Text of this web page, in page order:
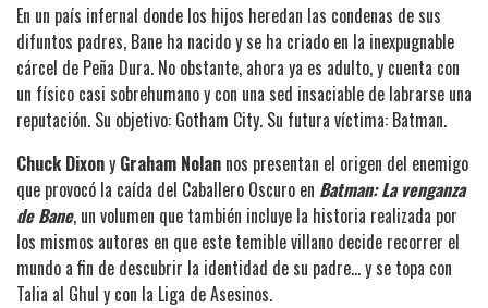
En un país infernal donde los hijos heredan las condenas de sus
difuntos padres, Bane ha nacido y se ha criado en la inexpugnable
cárcel de Peña Dura. No obstante, ahora ya es adulto, y cuenta con
un físico casi sobrehumano y con una sed insaciable de labrarse una
reputación. Su objetivo: Gotham City. Su futura víctima: Batman.
Chuck Dixony Graham Nolan nos presentan el origen del enemigo
que provocó la caída del Caballero Oscuro en Batman: La venganza
de Bane, un volumen que también incluye la historia realizada por
los mismos autores en que este temible villano decide recorrer el
mundo a fin de descubrir la identidad de su padre... y se topa con
Talia al Ghul y con la Liga de Asesinos.